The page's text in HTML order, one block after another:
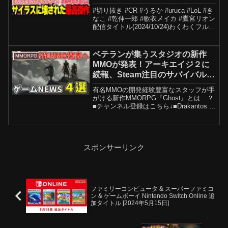
き/うるか/きなこ/歌衣メイカ/乾伸
一郎/鷹宮リオン】
#切り抜き #CR #うるか #uruca #LoL #き
なこ #乾伸一郎 #歌衣メイカ #鷹宮リオン
配信タイトル(2024/10/24)わくわくフルパ
使いの...
MMORPG
ベテランが集うスタジオの新作
MMOが発表！アーキエイジ２に
続報、Steam注目のサバイバル
MMOがついにリリース日確定か
有名MMOの開発経験豊富なスタッフが手
がける新作MMORPG『Ghost』とは…？
■チャンネル登録はこちら↓■Drakantos 公
スポンサーリンク
ファミリーコンピュータ & スーパーファミコ
ン & ゲームボーイ Nintendo Switch Online 追
加タイトル [2024年5月15日]